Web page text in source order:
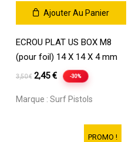
Ajouter Au Panier
ECROU PLAT US BOX M8
(pour foil) 14 X 14 X 4 mm
3,50€ Le
initial
2,45€Le
prix
actuel
-30%
Marque : Surf Pistols
PROMO !